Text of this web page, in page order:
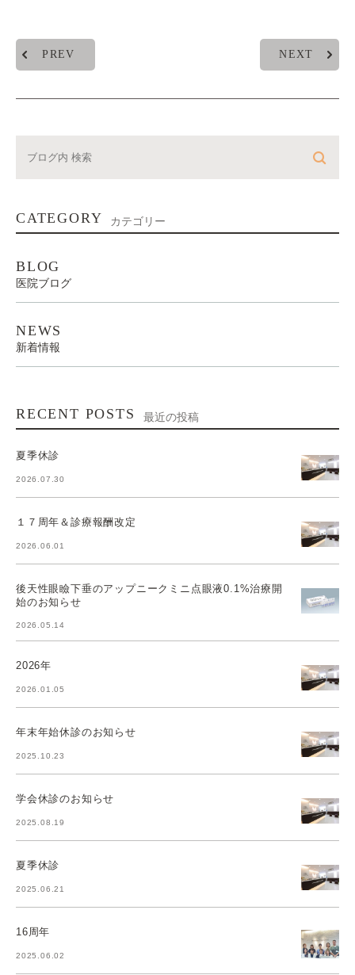
PREV NEXT
CATEGORY カテゴリー
BLOG
医院ブログ
NEWS
新着情報
RECENT POSTS 最近の投稿
夏季休診
2026.07.30
１７周年＆診療報酬改定
2026.06.01
後天性眼瞼下垂のアップニークミニ点眼液0.1%治療開
始のお知らせ
2026.05.14
2026年
2026.01.05
年末年始休診のお知らせ
2025.10.23
学会休診のお知らせ
2025.08.19
夏季休診
2025.06.21
16周年
2025.06.02